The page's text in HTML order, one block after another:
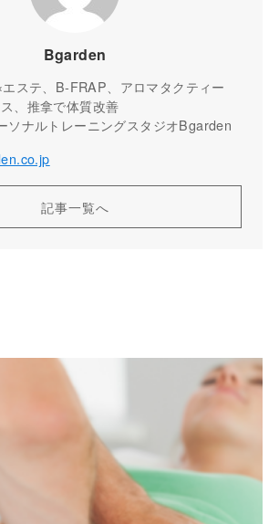
Bgarden
ステ、B-FRAP、アロマタクティー
、推拿で体質改善
ソナルトレーニングスタジオBgarden
記事一覧へ